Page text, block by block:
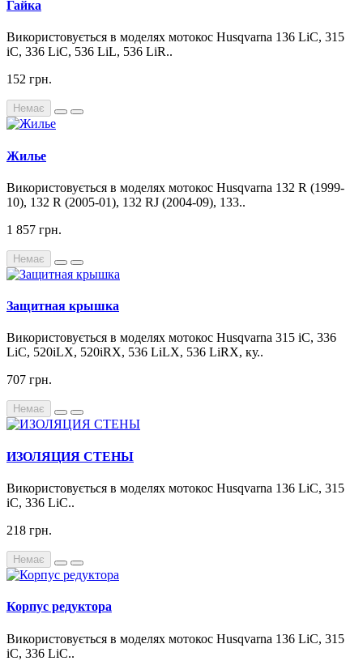
Гайка
Використовується в моделях мотокос Husqvarna 136 LiC, 315
iC, 336 LiC, 536 LiL, 536 LiR..
152 грн.
Немає
Жилье
Використовується в моделях мотокос Husqvarna 132 R (1999-
10), 132 R (2005-01), 132 RJ (2004-09), 133..
1 857 грн.
Немає
Защитная крышка
Використовується в моделях мотокос Husqvarna 315 iC, 336
LiC, 520iLX, 520iRX, 536 LiLX, 536 LiRX, ку..
707 грн.
Немає
ИЗОЛЯЦИЯ СТЕНЫ
Використовується в моделях мотокос Husqvarna 136 LiC, 315
iC, 336 LiC..
218 грн.
Немає
Корпус редуктора
Використовується в моделях мотокос Husqvarna 136 LiC, 315
iC, 336 LiC..